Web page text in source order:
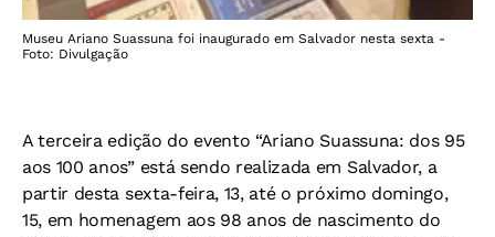
Museu Ariano Suassuna foi inaugurado em Salvador nesta sexta -
Foto: Divulgação
A terceira edição do evento “Ariano Suassuna: dos 95
aos 100 anos” está sendo realizada em Salvador, a
partir desta sexta-feira, 13, até o próximo domingo,
15, em homenagem aos 98 anos de nascimento do